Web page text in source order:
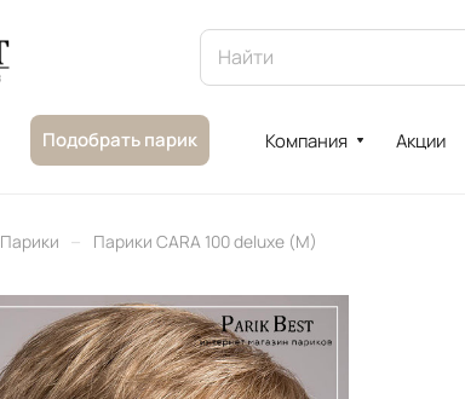
Подобрать парик Компания Акции
Парики – Парики CARA 100 deluxe (M)